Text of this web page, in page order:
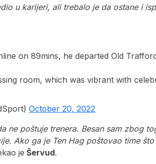
u karijeri, ali trebalo je da ostane i
on 89mins, he departed Old
room, which was vibrant with
October 20, 2022
ne poštuje trenera. Besan sam zbog
Ako ga je Ten Hag poštovao time
je Šervud.